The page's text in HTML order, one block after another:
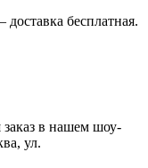
бесплатная.
в нашем шоу-
ул.